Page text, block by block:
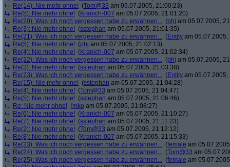
Re(14): Nie mehr ohne! (Tom@33 am 05.07.2005, 21:00:23)
Re(5): Nie mehr ohne! (Kranich-007 am 05.07.2005, 21:01:20)
Re(20): Was ich noch vergessen habe zu erwähnen... (phj am 05.07.2005,
Re(3): Nie mehr ohne! (sstephan am 05.07.2005, 21:01:35)
Re(21): Was ich noch vergessen habe zu erwähnen... (Entity am 05.07.2005,
Re(5): Nie mehr ohne! (phj am 05.07.2005, 21:02:13)
Re(4): Nie mehr ohne! (Kranich-007 am 05.07.2005, 21:02:34)
Re(22): Was ich noch vergessen habe zu erwähnen... (phj am 05.07.2005,
Re(3): Nie mehr ohne! (sstephan am 05.07.2005, 21:03:38)
Re(23): Was ich noch vergessen habe zu erwähnen... (Entity am 05.07.2005,
Re(15): Nie mehr ohne! (sstephan am 05.07.2005, 21:04:28)
Re(4): Nie mehr ohne! (Tom@33 am 05.07.2005, 21:04:47)
Re(5): Nie mehr ohne! (sstephan am 05.07.2005, 21:06:46)
Re: Nie mehr ohne! (mko am 05.07.2005, 21:08:27)
Re(6): Nie mehr ohne! (Kranich-007 am 05.07.2005, 21:10:27)
Re(7): Nie mehr ohne! (sstephan am 05.07.2005, 21:11:23)
Re(2): Nie mehr ohne! (Tom@33 am 05.07.2005, 21:12:12)
Re(8): Nie mehr ohne! (Kranich-007 am 05.07.2005, 21:15:33)
Re(23): Was ich noch vergessen habe zu erwähnen... (female am
Re(24): Was ich noch vergessen habe zu erwähnen... (Tom@33 am
Re(25): Was ich noch vergessen habe zu erwähnen... (female am